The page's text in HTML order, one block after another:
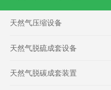
天然气压缩设备
天然气脱硫成套设备
天然气脱碳成套装置